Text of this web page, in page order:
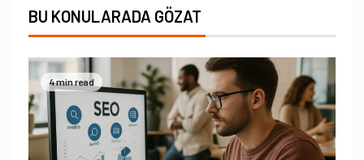
BU KONULARADA GÖZAT
4 min read